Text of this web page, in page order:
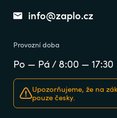
info@zaplo.cz
Provozní doba
Po — Pá / 8:00 — 17:30
Upozorňujeme, že na
pouze česky.